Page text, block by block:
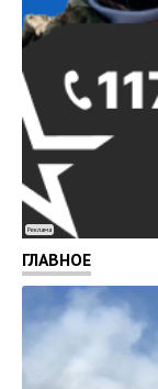
Реклама
ГЛАВНОЕ